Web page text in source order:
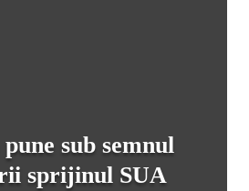
sub semnul
sprijinul SUA